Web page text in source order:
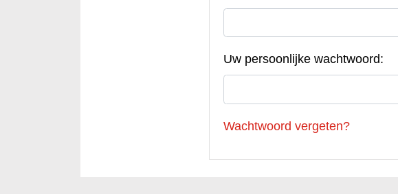
Uw persoonlijke wachtwoord:
Wachtwoord vergeten?